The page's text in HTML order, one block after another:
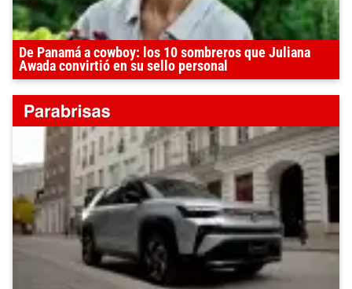
De Panamá a cowboy: los 10 sombreros que Juliana
Awada convirtió en su sello personal